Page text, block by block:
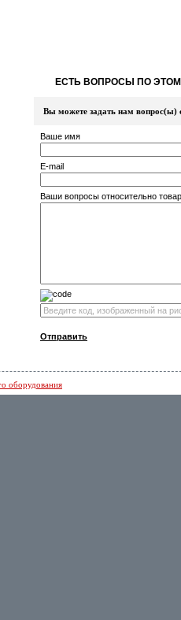
ЕСТЬ ВОПРОСЫ ПО
Вы можете задать нам
Ваше имя
E-mail
Ваши вопросы относительно
Отправить
оборудования